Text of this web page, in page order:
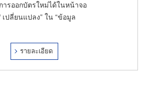
รออกบัตรใหม่ได้ในหน้าจอ
ปลี่ยนแปลง” ใน “ข้อมูล
รายละเอียด